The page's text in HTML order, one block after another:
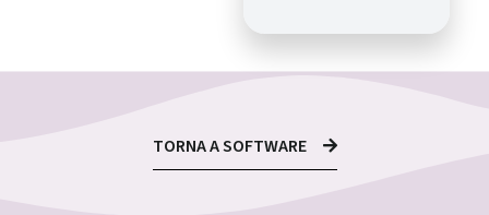
TORNA A SOFTWARE